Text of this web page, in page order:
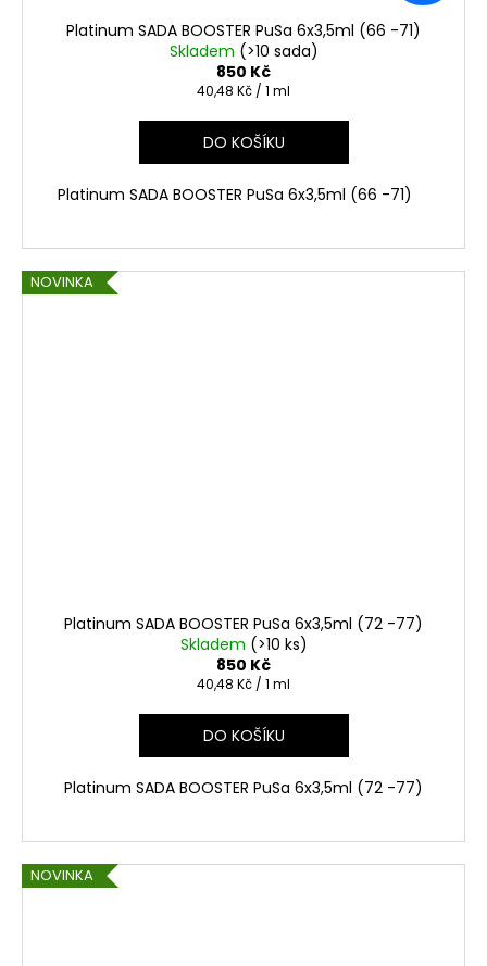
Platinum SADA BOOSTER PuSa 6x3,5ml (66 -71)
Skladem (>10 sada)
850 Kč
Měrná
40,48 Kč / 1 ml
DO KOŠÍKU
Platinum SADA BOOSTER PuSa 6x3,5ml (66 -71)
NOVINKA
Platinum SADA BOOSTER PuSa 6x3,5ml (72 -77)
Skladem (>10 ks)
850 Kč
Měrná
40,48 Kč / 1 ml
DO KOŠÍKU
Platinum SADA BOOSTER PuSa 6x3,5ml (72 -77)
NOVINKA